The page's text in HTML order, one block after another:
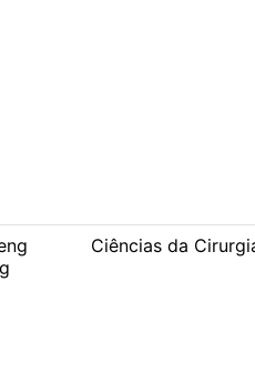
Ciências da